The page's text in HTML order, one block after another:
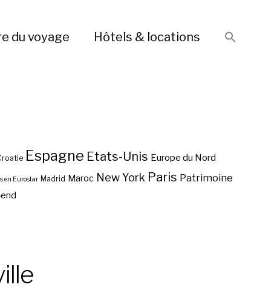
du voyage Hôtels & locations
Espagne Etats-Unis Europe du Nord
en Eurostar Madrid Maroc New York Paris Patrimoine